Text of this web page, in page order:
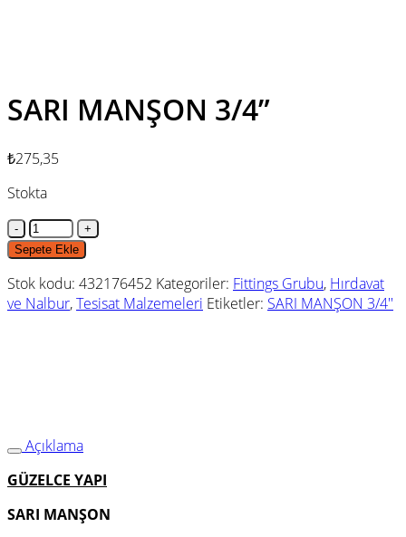
SARI MANŞON 3/4”
₺275,35
Stokta
SARI
MANŞON
adet
Sepete Ekle
Stok kodu: 432176452 Kategoriler: Fittings Grubu, Hırdavat
ve Nalbur,Tesisat Malzemeleri Etiketler: SARI MANŞON 3/4''
Açıklama
GÜZELCE YAPI
SARI MANŞON